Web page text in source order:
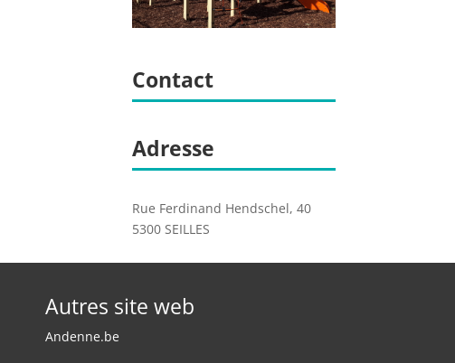
Contact
Adresse
Rue Ferdinand Hendschel, 40
5300 SEILLES
Autres site web
Andenne.be